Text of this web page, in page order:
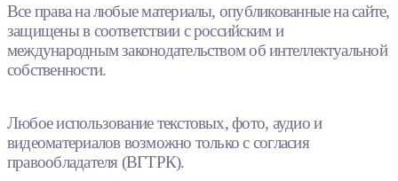
Все права на любые материалы, опубликованные на сайте,
защищены в соответствии с российским и
международным законодательством об интеллектуальной
собственности.
Любое использование текстовых, фото, аудио и
видеоматериалов возможно только с согласия
правообладателя (ВГТРК).